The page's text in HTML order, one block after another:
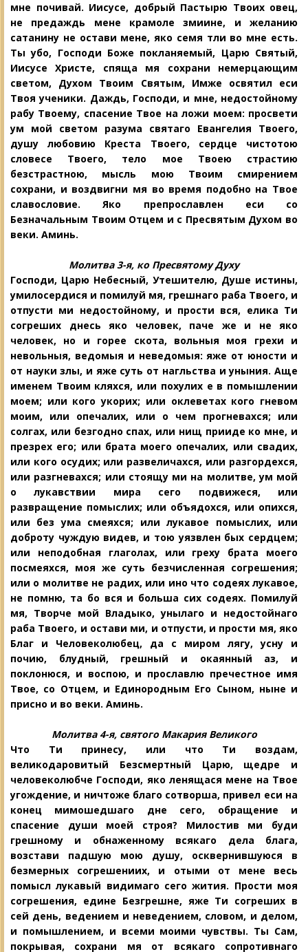
мне почивай. Иисусе, добрый Пастырю Твоих овец,
не предаждь мене крамоле змиине, и желанию
сатанину не остави мене, яко семя тли во мне есть.
Ты убо, Господи Боже покланяемый, Царю Святый,
Иисусе Христе, спяща мя сохрани немерцающим
светом, Духом Твоим Святым, Имже освятил еси
Твоя ученики. Даждь, Господи, и мне, недостойному
рабу Твоему, спасение Твое на ложи моем: просвети
ум мой светом разума святаго Евангелия Твоего,
душу любовию Креста Твоего, сердце чистотою
словесе Твоего, тело мое Твоею страстию
безстрастною, мысль мою Твоим смирением
сохрани, и воздвигни мя во время подобно на Твое
славословие. Яко препрославлен еси со
Безначальным Твоим Отцем и с Пресвятым Духом во
веки. Аминь.
Молитва 3-я, ко Пресвятому Духу
Господи, Царю Небесный, Утешителю, Душе истины,
умилосердися и помилуй мя, грешнаго раба Твоего, и
отпусти ми недостойному, и прости вся, елика Ти
согреших днесь яко человек, паче же и не яко
человек, но и горее скота, вольныя моя грехи и
невольныя, ведомыя и неведомыя: яже от юности и
от науки злы, и яже суть от нагльства и уныния. Аще
именем Твоим кляхся, или похулих е в помышлении
моем; или кого укорих; или оклеветах кого гневом
моим, или опечалих, или о чем прогневахся; или
солгах, или безгодно спах, или нищ прииде ко мне, и
презрех его; или брата моего опечалих, или свадих,
или кого осудих; или развеличахся, или разгордехся,
или разгневахся; или стоящу ми на молитве, ум мой
о лукавствии мира сего подвижеся, или
развращение помыслих; или объядохся, или опихся,
или без ума смеяхся; или лукавое помыслих, или
доброту чуждую видев, и тою уязвлен бых сердцем;
или неподобная глаголах, или греху брата моего
посмеяхся, моя же суть безчисленная согрешения;
или о молитве не радих, или ино что содеях лукавое,
не помню, та бо вся и больша сих содеях. Помилуй
мя, Творче мой Владыко, унылаго и недостойнаго
раба Твоего, и остави ми, и отпусти, и прости мя, яко
Благ и Человеколюбец, да с миром лягу, усну и
почию, блудный, грешный и окаянный аз, и
поклонюся, и воспою, и прославлю пречестное имя
Твое, со Отцем, и Единородным Его Сыном, ныне и
присно и во веки. Аминь.
Молитва 4-я, святого Макария Великого
Что Ти принесу, или что Ти воздам,
великодаровитый Безсмертный Царю, щедре и
человеколюбче Господи, яко ленящася мене на Твое
угождение, и ничтоже благо сотворша, привел еси на
конец мимошедшаго дне сего, обращение и
спасение души моей строя? Милостив ми буди
грешному и обнаженному всякаго дела блага,
возстави падшую мою душу, осквернившуюся в
безмерных согрешениих, и отыми от мене весь
помысл лукавый видимаго сего жития. Прости моя
согрешения, едине Безгрешне, яже Ти согреших в
сей день, ведением и неведением, словом, и делом,
и помышлением, и всеми моими чувствы. Ты Сам,
покрывая, сохрани мя от всякаго сопротивнаго